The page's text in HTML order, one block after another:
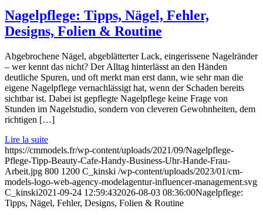
Nagelpflege: Tipps, Nägel, Fehler,
Designs, Folien & Routine
Abgebrochene Nägel, abgeblätterter Lack, eingerissene Nagelränder
– wer kennt das nicht? Der Alltag hinterlässt an den Händen
deutliche Spuren, und oft merkt man erst dann, wie sehr man die
eigene Nagelpflege vernachlässigt hat, wenn der Schaden bereits
sichtbar ist. Dabei ist gepflegte Nagelpflege keine Frage von
Stunden im Nagelstudio, sondern von cleveren Gewohnheiten, dem
richtigen […]
Lire la suite
https://cmmodels.fr/wp-content/uploads/2021/09/Nagelpflege-
Pflege-Tipp-Beauty-Cafe-Handy-Business-Uhr-Hande-Frau-
Arbeit.jpg 800 1200 C_kinski /wp-content/uploads/2023/01/cm-
models-logo-web-agency-modelagentur-influencer-management.svg
C_kinski2021-09-24 12:59:432026-08-03 08:36:00Nagelpflege:
Tipps, Nägel, Fehler, Designs, Folien & Routine